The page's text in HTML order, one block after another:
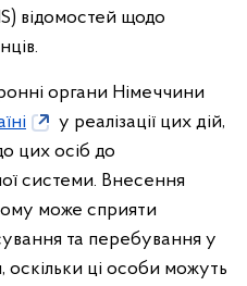
відомостей щодо
органи Німеччини
у реалізації цих дій,
цих осіб до
системи. Внесення
може сприяти
та перебування у
оскільки ці особи можуть